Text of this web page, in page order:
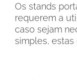
Os stands
requerem a
caso sejam
simples, estas